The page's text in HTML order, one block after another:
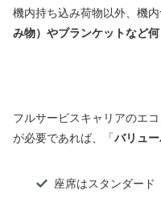
機内持ち込み荷物以外、機
み物）やブランケットなど
フルサービスキャリアのエ
が必要であれば、「バリュ
座席はスタンダード